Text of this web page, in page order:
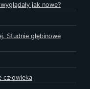
jak nowe?
Studnie głębinowe
człowieka